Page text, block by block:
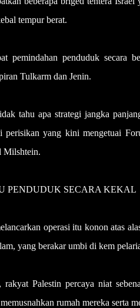
tempur berat.
pemindahan penduduk secara
Tulkarm dan Jenin.
tahu apa strategi jangka
perisikan yang kini mengetuai
Milshtein.
PENDUDUK SECARA KEKAL
operasi itu konon atas
yang berakar umbi di kem
rakyat Palestin percaya niat
rumah mereka serta